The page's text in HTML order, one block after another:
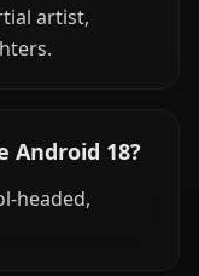
artist,
Android 18?
headed,